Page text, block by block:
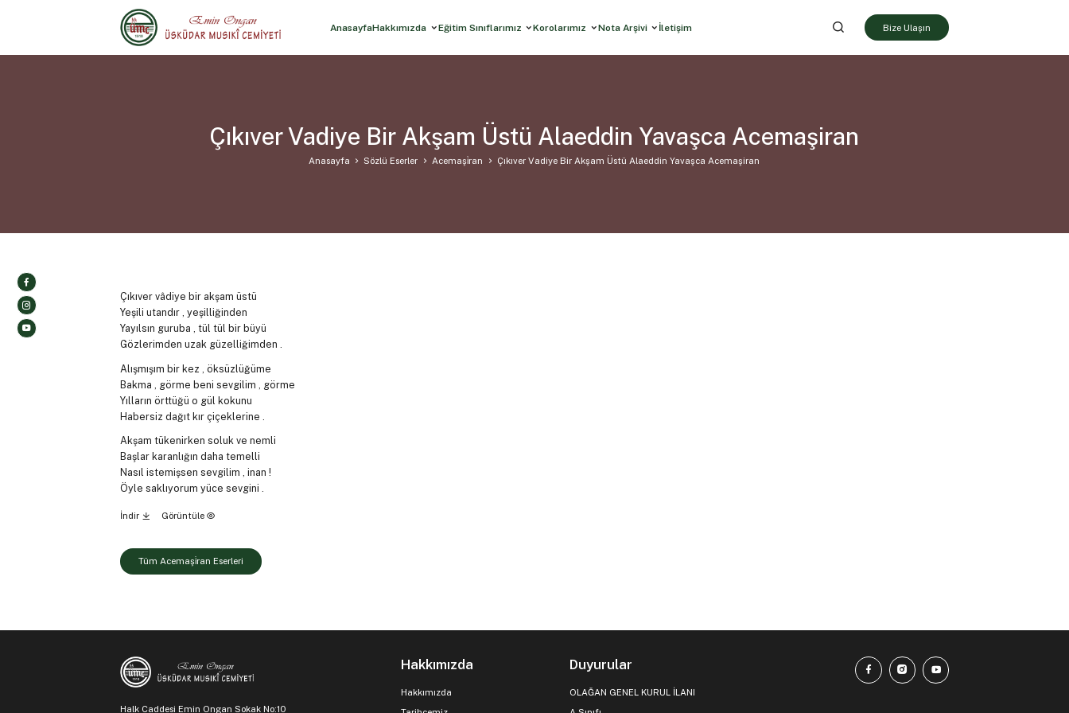
AnasayfaHakkımızda Eğitim Sınıflarımız Korolarımız Nota Arşivi İletişim Bize Ulaşın
Çıkıver Vadiye Bir Akşam Üstü Alaeddin Yavaşca Acemaşiran
Anasayfa Sözlü Eserler Acemaşi̇ran Çıkıver Vadiye Bir Akşam Üstü Alaeddin Yavaşca Acemaşiran
Çıkıver vâdiye bir akşam üstü
Yeşili utandır , yeşilliğinden
Yayılsın guruba , tül tül bir büyü
Gözlerimden uzak güzelliğimden .
Alışmışım bir kez , öksüzlüğüme
Bakma , görme beni sevgilim , görme
Yılların örttüğü o gül kokunu
Habersiz dağıt kır çiçeklerine .
Akşam tükenirken soluk ve nemli
Başlar karanlığın daha temelli
Nasıl istemişsen sevgilim , inan !
Öyle saklıyorum yüce sevgini .
İndir Görüntüle
Tüm Acemaşi̇ran Eserleri
Halk Caddesi Emin Ongan Sokak No:10
Hakkımızda
Hakkımızda
Duyurular
OLAĞAN GENEL KURUL İLANI